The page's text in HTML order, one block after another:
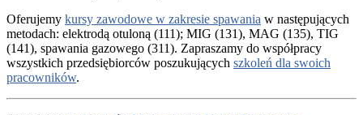
Oferujemy kursy zawodowe w zakresie spawania w następujących
metodach: elektrodą otuloną (111); MIG (131), MAG (135), TIG
(141), spawania gazowego (311). Zapraszamy do współpracy
wszystkich przedsiębiorców poszukujących szkoleń dla swoich
pracowników.